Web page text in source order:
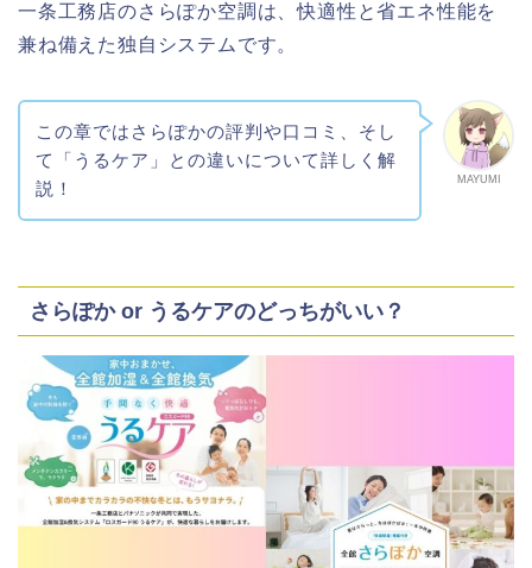
一条工務店のさらぽか空調は、快適性と省エネ性能を
兼ね備えた独自システムです。
MAYUMI
この章ではさらぽかの評判や口コミ、そし
て「うるケア」との違いについて詳しく解
説！
さらぽか or うるケアのどっちがいい？